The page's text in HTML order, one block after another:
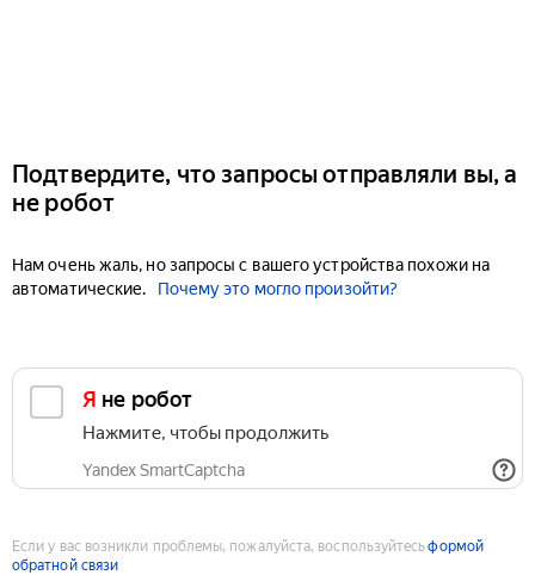
Подтвердите, что запросы отправляли вы, а
не робот
Нам очень жаль, но запросы с вашего устройства похожи на
автоматические.
Почему это могло произойти?
Я не робот
Нажмите, чтобы продолжить
Yandex SmartCaptcha
Если у вас возникли проблемы, пожалуйста, воспользуйтесьформой
обратной связи